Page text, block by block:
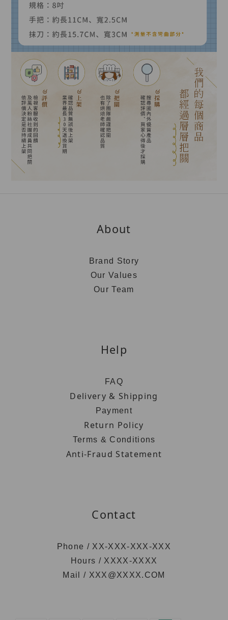
About
Brand Story
Our Values
Our Team
Help
FAQ
Delivery & Shipping
Payment
Return Policy
Terms & Conditions
Anti-Fraud Statement
Contact
Phone / XX-XXX-XXX-XXX
Hours / XXXX-XXXX
Mail / XXX@XXXX.COM